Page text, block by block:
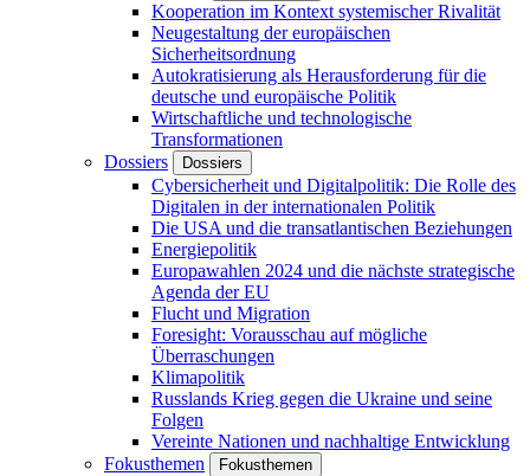
Kooperation im Kontext systemischer Rivalität
Neugestaltung der europäischen
Sicherheitsordnung
Autokratisierung als Herausforderung für die
deutsche und europäische Politik
Wirtschaftliche und technologische
Transformationen
Dossiers
Dossiers
Cybersicherheit und Digitalpolitik: Die Rolle des
Digitalen in der internationalen Politik
Die USA und die transatlantischen Beziehungen
Energiepolitik
Europawahlen 2024 und die nächste strategische
Agenda der EU
Flucht und Migration
Foresight: Vorausschau auf mögliche
Überraschungen
Klimapolitik
Russlands Krieg gegen die Ukraine und seine
Folgen
Vereinte Nationen und nachhaltige Entwicklung
Fokusthemen
Fokusthemen